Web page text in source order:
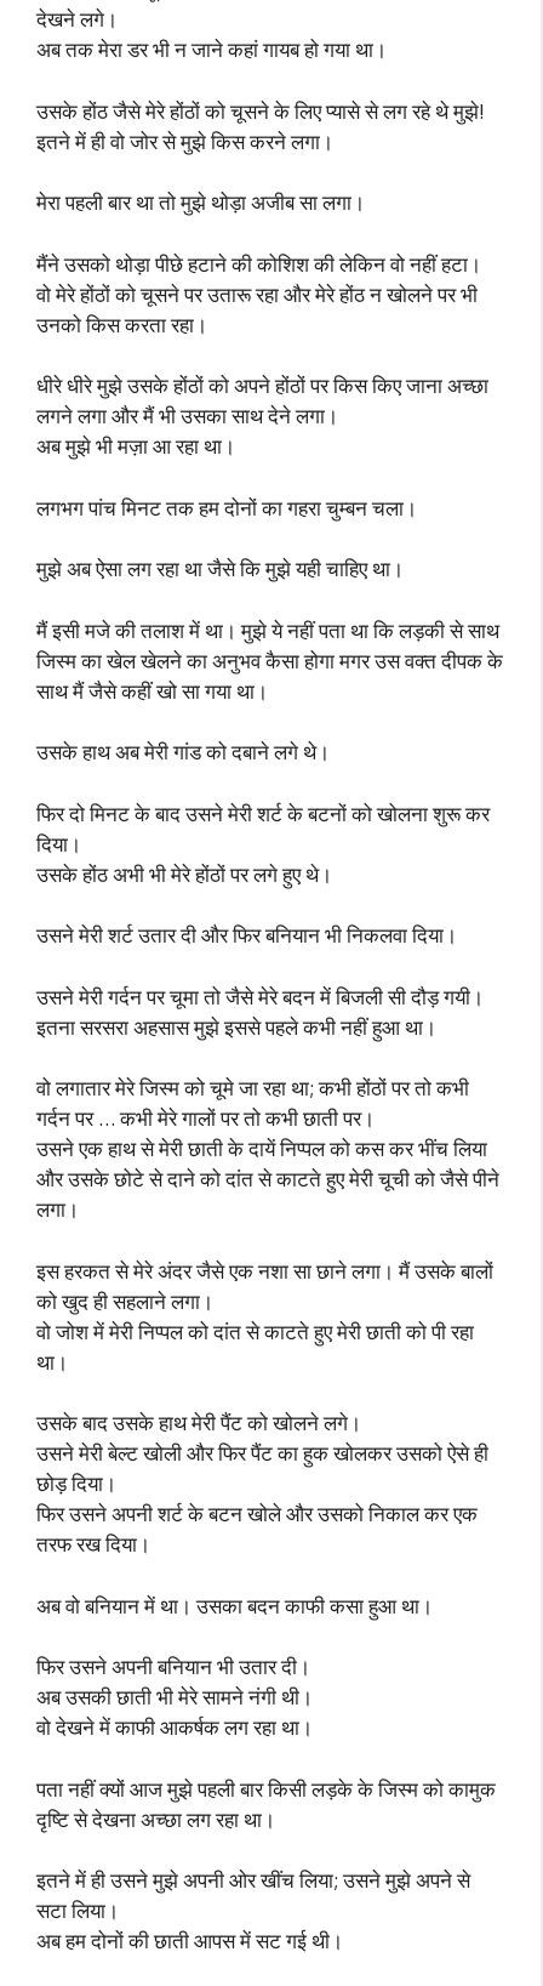
देखने लगे।
अब तक मेरा डर भी न जाने कहां गायब हो गया था।
उसके होंठ जैसे मेरे होंठों को चूसने के लिए प्यासे से लग रहे थे मुझे!
इतने में ही वो जोर से मुझे किस करने लगा।
मेरा पहली बार था तो मुझे थोड़ा अजीब सा लगा।
मैंने उसको थोड़ा पीछे हटाने की कोशिश की लेकिन वो नहीं हटा।
वो मेरे होंठों को चूसने पर उतारू रहा और मेरे होंठ न खोलने पर भी
उनको किस करता रहा।
धीरे धीरे मुझे उसके होंठों को अपने होंठों पर किस किए जाना अच्छा
लगने लगा और मैं भी उसका साथ देने लगा।
अब मुझे भी मज़ा आ रहा था।
लगभग पांच मिनट तक हम दोनों का गहरा चुम्बन चला।
मुझे अब ऐसा लग रहा था जैसे कि मुझे यही चाहिए था।
मैं इसी मजे की तलाश में था। मुझे ये नहीं पता था कि लड़की से साथ
जिस्म का खेल खेलने का अनुभव कैसा होगा मगर उस वक्त दीपक के
साथ मैं जैसे कहीं खो सा गया था।
उसके हाथ अब मेरी गांड को दबाने लगे थे।
फिर दो मिनट के बाद उसने मेरी शर्ट के बटनों को खोलना शुरू कर
दिया।
उसके होंठ अभी भी मेरे होंठों पर लगे हुए थे।
उसने मेरी शर्ट उतार दी और फिर बनियान भी निकलवा दिया।
उसने मेरी गर्दन पर चूमा तो जैसे मेरे बदन में बिजली सी दौड़ गयी।
इतना सरसरा अहसास मुझे इससे पहले कभी नहीं हुआ था।
वो लगातार मेरे जिस्म को चूमे जा रहा था; कभी होंठों पर तो कभी
गर्दन पर … कभी मेरे गालों पर तो कभी छाती पर।
उसने एक हाथ से मेरी छाती के दायें निप्पल को कस कर भींच लिया
और उसके छोटे से दाने को दांत से काटते हुए मेरी चूची को जैसे पीने
लगा।
इस हरकत से मेरे अंदर जैसे एक नशा सा छाने लगा। मैं उसके बालों
को खुद ही सहलाने लगा।
वो जोश में मेरी निप्पल को दांत से काटते हुए मेरी छाती को पी रहा
था।
उसके बाद उसके हाथ मेरी पैंट को खोलने लगे।
उसने मेरी बेल्ट खोली और फिर पैंट का हुक खोलकर उसको ऐसे ही
छोड़ दिया।
फिर उसने अपनी शर्ट के बटन खोले और उसको निकाल कर एक
तरफ रख दिया।
अब वो बनियान में था। उसका बदन काफी कसा हुआ था।
फिर उसने अपनी बनियान भी उतार दी।
अब उसकी छाती भी मेरे सामने नंगी थी।
वो देखने में काफी आकर्षक लग रहा था।
पता नहीं क्यों आज मुझे पहली बार किसी लड़के के जिस्म को कामुक
दृष्टि से देखना अच्छा लग रहा था।
इतने में ही उसने मुझे अपनी ओर खींच लिया; उसने मुझे अपने से
सटा लिया।
अब हम दोनों की छाती आपस में सट गई थी।